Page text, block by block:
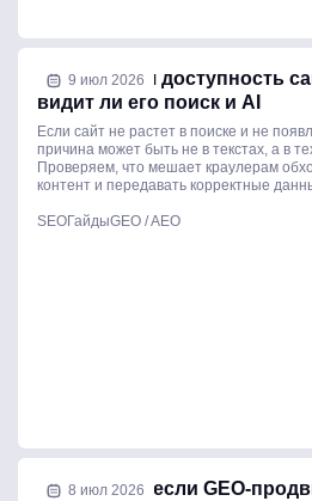
9 июл 2026
Техническая доступность
видит ли его поиск и AI
Если сайт не растет в поиске и не
причина может быть не в текстах, а в
Проверяем, что мешает краулерам
контент и передавать корректные
SEOГайдыGEO / AEO
8 июл 2026
Что делать, если GEO-